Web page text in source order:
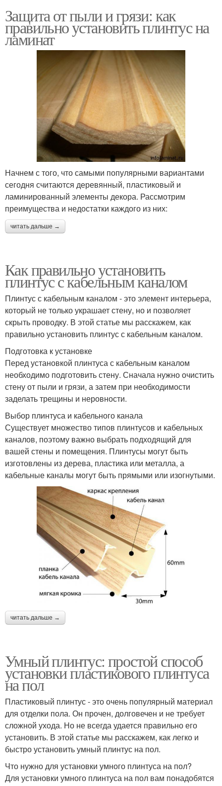
Защита от пыли и грязи: как
правильно установить плинтус на
ламинат
Начнем с того, что самыми популярными вариантами
сегодня считаются деревянный, пластиковый и
ламинированный элементы декора. Рассмотрим
преимущества и недостатки каждого из них:
читать дальше →
Как правильно установить
плинтус с кабельным каналом
Плинтус с кабельным каналом - это элемент интерьера,
который не только украшает стену, но и позволяет
скрыть проводку. В этой статье мы расскажем, как
правильно установить плинтус с кабельным каналом.
Подготовка к установке
Перед установкой плинтуса с кабельным каналом
необходимо подготовить стену. Сначала нужно очистить
стену от пыли и грязи, а затем при необходимости
заделать трещины и неровности.
Выбор плинтуса и кабельного канала
Существует множество типов плинтусов и кабельных
каналов, поэтому важно выбрать подходящий для
вашей стены и помещения. Плинтусы могут быть
изготовлены из дерева, пластика или металла, а
кабельные каналы могут быть прямыми или изогнутыми.
читать дальше →
Умный плинтус: простой способ
установки пластикового плинтуса
на пол
Пластиковый плинтус - это очень популярный материал
для отделки пола. Он прочен, долговечен и не требует
сложной ухода. Но не всегда удается правильно его
установить. В этой статье мы расскажем, как легко и
быстро установить умный плинтус на пол.
Что нужно для установки умного плинтуса на пол?
Для установки умного плинтуса на пол вам понадобятся